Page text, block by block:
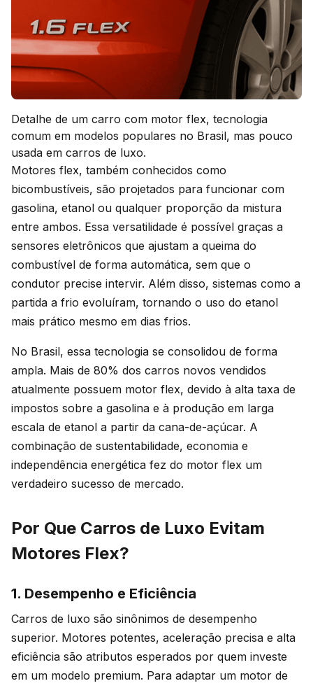
Detalhe de um carro com motor flex, tecnologia
comum em modelos populares no Brasil, mas pouco
usada em carros de luxo.
Motores flex, também conhecidos como
bicombustíveis, são projetados para funcionar com
gasolina, etanol ou qualquer proporção da mistura
entre ambos. Essa versatilidade é possível graças a
sensores eletrônicos que ajustam a queima do
combustível de forma automática, sem que o
condutor precise intervir. Além disso, sistemas como a
partida a frio evoluíram, tornando o uso do etanol
mais prático mesmo em dias frios.
No Brasil, essa tecnologia se consolidou de forma
ampla. Mais de 80% dos carros novos vendidos
atualmente possuem motor flex, devido à alta taxa de
impostos sobre a gasolina e à produção em larga
escala de etanol a partir da cana-de-açúcar. A
combinação de sustentabilidade, economia e
independência energética fez do motor flex um
verdadeiro sucesso de mercado.
Por Que Carros de Luxo Evitam
Motores Flex?
1. Desempenho e Eficiência
Carros de luxo são sinônimos de desempenho
superior. Motores potentes, aceleração precisa e alta
eficiência são atributos esperados por quem investe
em um modelo premium. Para adaptar um motor de